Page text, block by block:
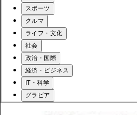
スポーツ
クルマ
ライフ・文化
社会
政治・国際
経済・ビジネス
IT・科学
グラビア